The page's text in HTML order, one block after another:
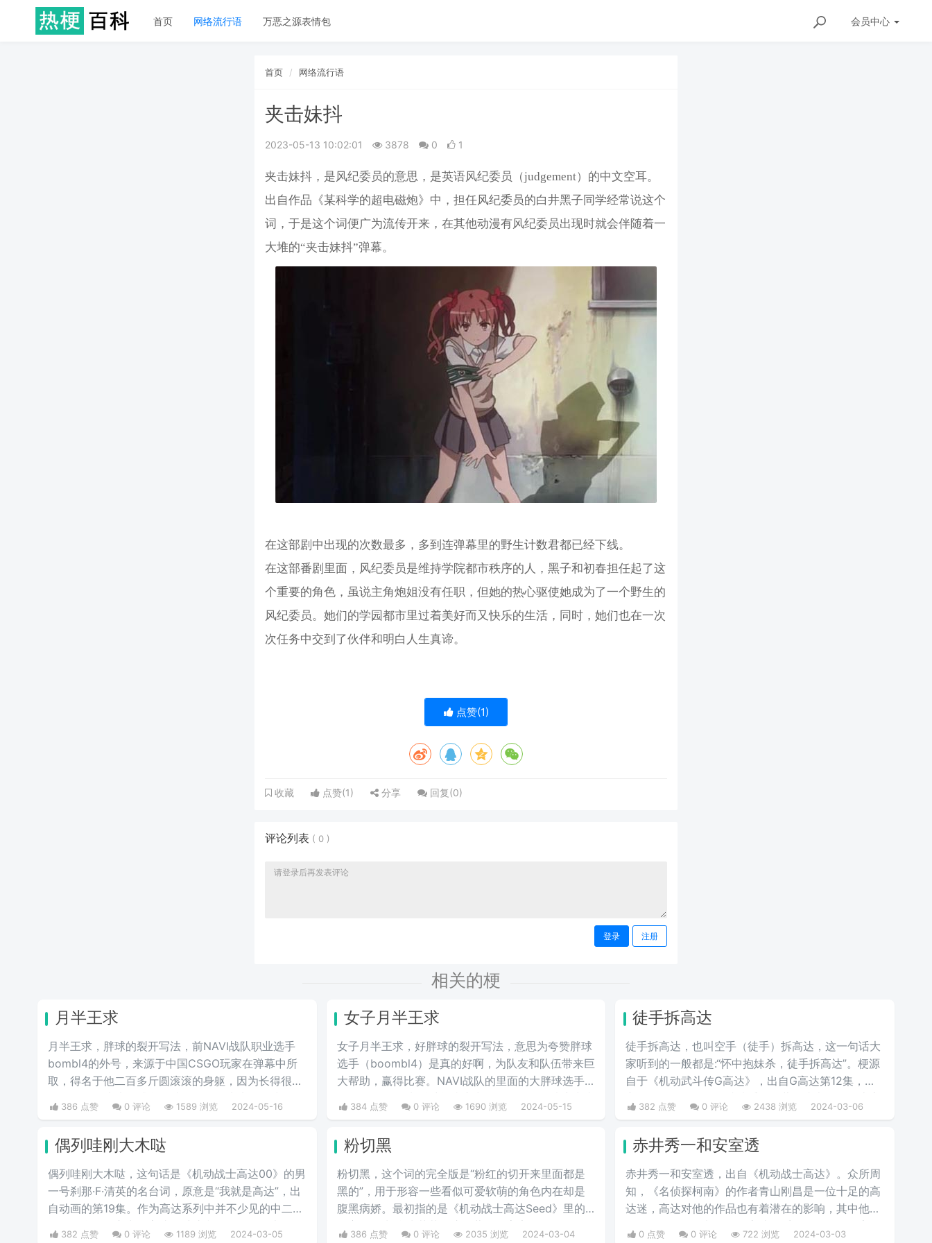
首页 网络流行语 万恶之源表情包 会员中心
首页 网络流行语
夹击妹抖
2023-05-13 10:02:01 3878 0 1
夹击妹抖，是风纪委员的意思，是英语风纪委员（judgement）的中文空耳。
出自作品《某科学的超电磁炮》中，担任风纪委员的白井黑子同学经常说这个
词，于是这个词便广为流传开来，在其他动漫有风纪委员出现时就会伴随着一
大堆的“夹击妹抖”弹幕。
在这部剧中出现的次数最多，多到连弹幕里的野生计数君都已经下线。
在这部番剧里面，风纪委员是维持学院都市秩序的人，黑子和初春担任起了这
个重要的角色，虽说主角炮姐没有任职，但她的热心驱使她成为了一个野生的
风纪委员。她们的学园都市里过着美好而又快乐的生活，同时，她们也在一次
次任务中交到了伙伴和明白人生真谛。
点赞(1)
收藏 点赞(1) 分享 回复(0)
评论列表 ( 0 )
登录 注册
相关的梗
月半王求
月半王求，胖球的裂开写法，前NAVI战队职业选手
bombl4的外号，来源于中国CSGO玩家在弹幕中所
取，得名于他二百多斤圆滚滚的身躯，因为长得很
386 点赞 0 评论 1589 浏览 2024-05-16
女子月半王求
女子月半王求，好胖球的裂开写法，意思为夸赞胖球
选手（boombl4）是真的好啊，为队友和队伍带来巨
大帮助，赢得比赛。NAVI战队的里面的大胖球选手
在2020年IEM卡托维兹比赛中超级发挥，在决赛中直
接化身邪恶胖球，带领NAVI战队战胜A队和G2，夺
384 点赞 0 评论 1690 浏览 2024-05-15
徒手拆高达
徒手拆高达，也叫空手（徒手）拆高达，这一句话大
家听到的一般都是:“怀中抱妹杀，徒手拆高达”。梗源
自于《机动武斗传G高达》，出自G高达第12集，东
方不败师匠首次登场就徒手用多蒙的头巾拆了恶魔高
度的眷属MS，也是空手拆高达一梗的由来。
382 点赞 0 评论 2438 浏览 2024-03-06
偶列哇刚大木哒
偶列哇刚大木哒，这句话是《机动战士高达00》的男
一号刹那·F·清英的名台词，原意是“我就是高达”，出
自动画的第19集。作为高达系列中并不少见的中二少
年，在刹那的心中，高达是维护和平的象征，也是他
382 点赞 0 评论 1189 浏览 2024-03-05
粉切黑
粉切黑，这个词的完全版是“粉红的切开来里面都是
黑的”，用于形容一些看似可爱软萌的角色内在却是
腹黑病娇。最初指的是《机动战士高达Seed》里的
女主角拉克丝·克莱茵。这位著名的宇宙歌姬，
386 点赞 0 评论 2035 浏览 2024-03-04
赤井秀一和安室透
赤井秀一和安室透，出自《机动战士高达》。众所周
知，《名侦探柯南》的作者青山刚昌是一位十足的高
达迷，高达对他的作品也有着潜在的影响，其中他笔
下的角色，很多都有用《高达》系列的角色的名字作
0 点赞 0 评论 722 浏览 2024-03-03